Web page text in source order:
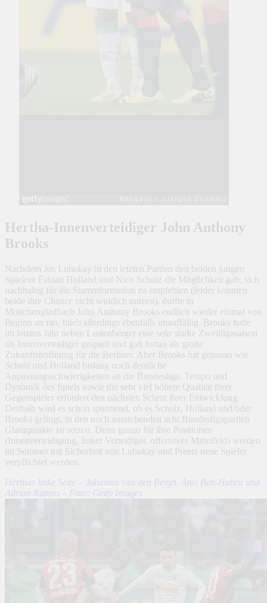
Hertha-Innenverteidiger John Anthony
Brooks
Nachdem Jos Luhukay in den letzten Partien den beiden jungen
Spielern Fabian Holland und Nico Schulz die Möglichkeit gab, sich
nachhaltig für die Stammformation zu empfehlen (leider konnten
beide ihre Chance nicht wirklich nutzen), durfte in
Mönchengladbach John Anthony Brooks endlich wieder einmal von
Beginn an ran, blieb allerdings ebenfalls unauffällig. Brooks hatte
im letzten Jahr neben Lustenberger eine sehr starke Zweitligasaison
als Innenverteidiger gespielt und galt fortan als große
Zukunftshoffnung für die Berliner. Aber Brooks hat genauso wie
Schulz und Holland bislang noch deutliche
Anpassungsschwierigkeiten an die Bundesliga. Tempo und
Dynamik des Spiels sowie die sehr viel höhere Qualität ihrer
Gegenspieler erfordert den nächsten Schritt ihrer Entwicklung.
Deshalb wird es schon spannend, ob es Schulz, Holland und/oder
Brooks gelingt, in den noch ausstehenden acht Bundesligapartien
Glanzpunkte zu setzen. Denn genau für ihre Positionen
(Innenverteidigung, linker Verteidiger, offensives Mittelfeld) werden
im Sommer mit Sicherheit von Luhukay und Preetz neue Spieler
verpflichtet werden.
Herthas linke Seite – Johannis van den Bergh, Änis Ben-Hatira und
Adrian Ramos – Foto: Getty Images